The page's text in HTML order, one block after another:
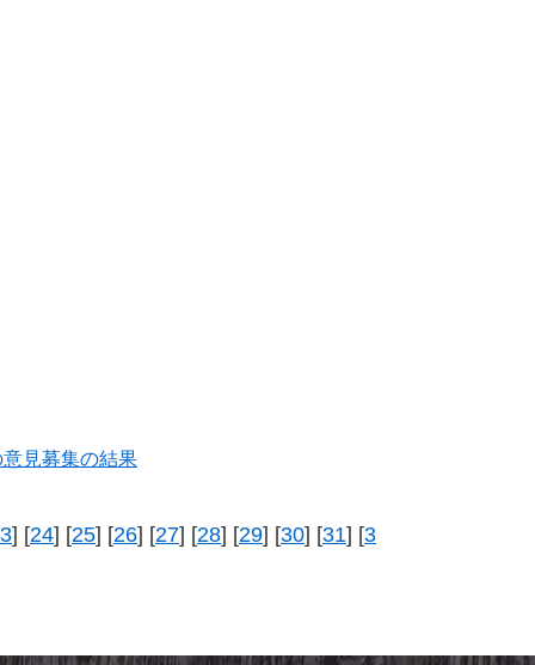
見募集の結果
] [24] [25] [26] [27] [28] [29] [30] [31] [3